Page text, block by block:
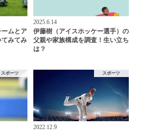
ームとア
てみてみ
2025.6.14
伊藤樹（アイスホッケー選手）の
父親や家族構成を調査！生い立ち
は？
スポーツ スポーツ
2022.12.9